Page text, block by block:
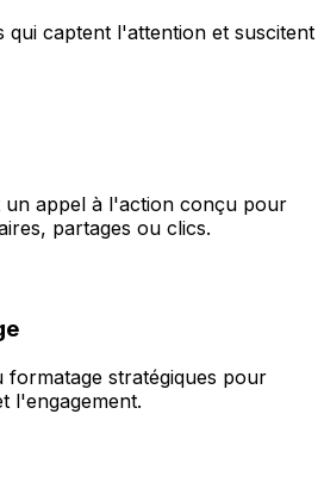
qui captent l'attention et suscitent
un appel à l'action conçu pour
partages ou clics.
formatage stratégiques pour
l'engagement.